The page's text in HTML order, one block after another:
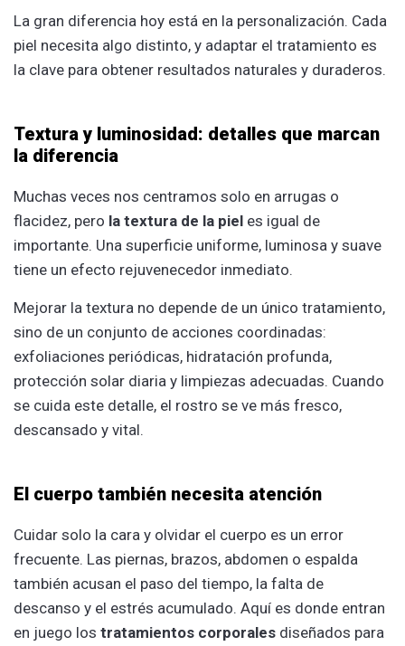
La gran diferencia hoy está en la personalización. Cada
piel necesita algo distinto, y adaptar el tratamiento es
la clave para obtener resultados naturales y duraderos.
Textura y luminosidad: detalles que marcan
la diferencia
Muchas veces nos centramos solo en arrugas o
flacidez, pero la textura de la piel es igual de
importante. Una superficie uniforme, luminosa y suave
tiene un efecto rejuvenecedor inmediato.
Mejorar la textura no depende de un único tratamiento,
sino de un conjunto de acciones coordinadas:
exfoliaciones periódicas, hidratación profunda,
protección solar diaria y limpiezas adecuadas. Cuando
se cuida este detalle, el rostro se ve más fresco,
descansado y vital.
El cuerpo también necesita atención
Cuidar solo la cara y olvidar el cuerpo es un error
frecuente. Las piernas, brazos, abdomen o espalda
también acusan el paso del tiempo, la falta de
descanso y el estrés acumulado. Aquí es donde entran
en juego los tratamientos corporales diseñados para